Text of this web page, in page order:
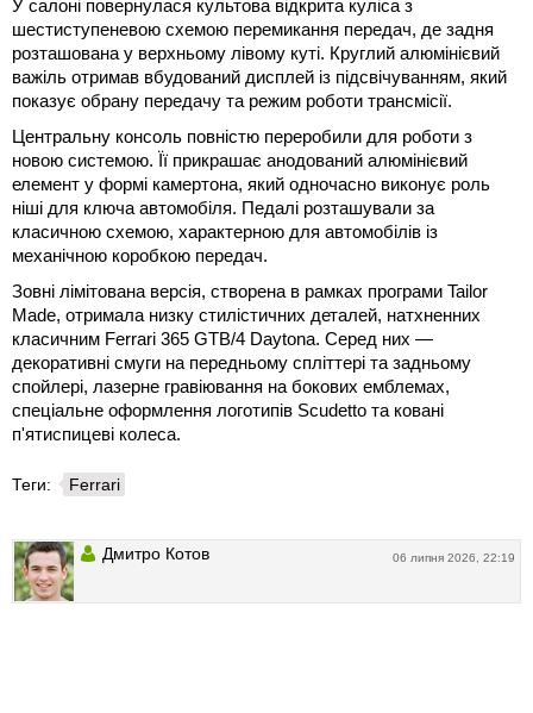
У салоні повернулася культова відкрита куліса з
шестиступеневою схемою перемикання передач, де задня
розташована у верхньому лівому куті. Круглий алюмінієвий
важіль отримав вбудований дисплей із підсвічуванням, який
показує обрану передачу та режим роботи трансмісії.
Центральну консоль повністю переробили для роботи з
новою системою. Її прикрашає анодований алюмінієвий
елемент у формі камертона, який одночасно виконує роль
ніші для ключа автомобіля. Педалі розташували за
класичною схемою, характерною для автомобілів із
механічною коробкою передач.
Зовні лімітована версія, створена в рамках програми Tailor
Made, отримала низку стилістичних деталей, натхненних
класичним Ferrari 365 GTB/4 Daytona. Серед них —
декоративні смуги на передньому спліттері та задньому
спойлері, лазерне гравіювання на бокових емблемах,
спеціальне оформлення логотипів Scudetto та ковані
п'ятиспицеві колеса.
Теги: Ferrari
06 липня 2026, 22:19
Дмитро Котов